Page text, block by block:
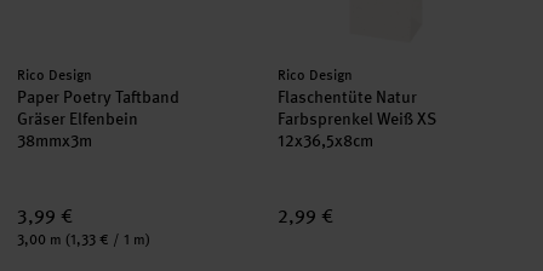
Hersteller:
Rico Design
Paper Poetry Taftband
Gräser Elfenbein
38mmx3m
3,99 €
Inhalt:
3,00 m (1,33 € / 1 m)
Hersteller:
Rico Design
Flaschentüte Natur
Farbsprenkel Weiß XS
12x36,5x8cm
2,99 €